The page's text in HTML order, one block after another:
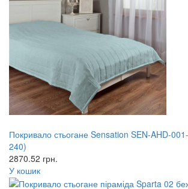
Покривало стьогане Sensation SEN-AHD-
240)
2870.52 грн.
У кошик